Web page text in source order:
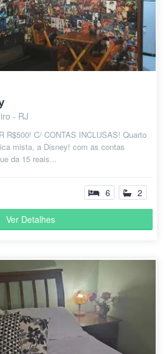
- RJ
R$500! C/ CONTAS INCLUSAS! Quarto
mista, a Disney! com as contas
da 15 reais...
6 2
Ver Detalhes